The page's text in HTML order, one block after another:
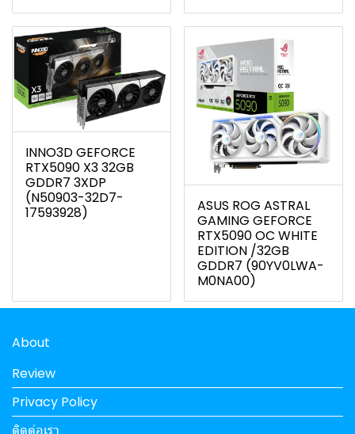
INNO3D GEFORCE
RTX5090 X3 32GB
GDDR7 3XDP
(N50903-32D7-
17593928)
ASUS ROG ASTRAL
GAMING GEFORCE
RTX5090 OC WHITE
EDITION /32GB
GDDR7 (90YV0LWA-
M0NA00)
About
Review
Privacy Policy